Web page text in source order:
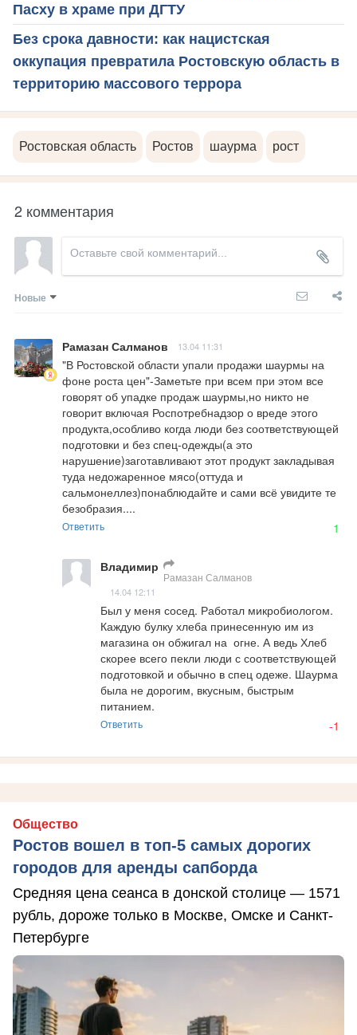
Пасху в храме при ДГТУ
Без срока давности: как нацистская
оккупация превратила Ростовскую область в
территорию массового террора
Ростовская область Ростов шаурма рост
2 комментария
Новые
Рамазан Салманов 13.04 11:31
"В Ростовской области упали продажи шаурмы на
фоне роста цен"-Заметьте при всем при этом все
говорят об упадке продаж шаурмы,но никто не
говорит включая Роспотребнадзор о вреде этого
продукта,особливо когда люди без соответствующей
подготовки и без спец-одежды(а это
нарушение)заготавливают этот продукт закладывая
туда недожаренное мясо(оттуда и
сальмонеллез)понаблюдайте и сами всё увидите те
безобразия....
Ответить 1
Владимир
Рамазан Салманов
14.04 12:11
Был у меня сосед. Работал микробиологом.
Каждую булку хлеба принесенную им из
магазина он обжигал на  огне. А ведь Хлеб
скорее всего пекли люди с соответствующей
подготовкой и обычно в спец одеже. Шаурма
была не дорогим, вкусным, быстрым
питанием.
Ответить -1
Общество
Ростов вошел в топ-5 самых дорогих
городов для аренды сапборда
Средняя цена сеанса в донской столице — 1571
рубль, дороже только в Москве, Омске и Санкт-
Петербурге